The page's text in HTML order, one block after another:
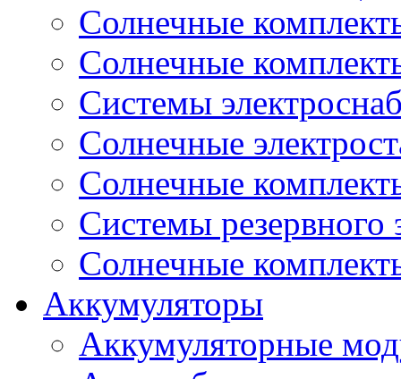
Солнечные
Солнечные
Системы
Cолнечные
Солнечные
Системы резервного
Солнечные
Аккумуляторы
Аккумуляторные